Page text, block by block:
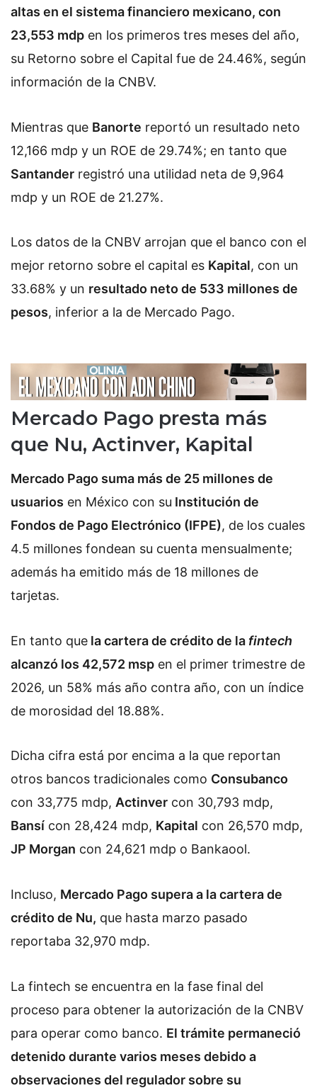
altas en el sistema financiero mexicano, con
23,553 mdp en los primeros tres meses del año,
su Retorno sobre el Capital fue de 24.46%, según
información de la CNBV.
Mientras que Banorte reportó un resultado neto
12,166 mdp y un ROE de 29.74%; en tanto que
Santander registró una utilidad neta de 9,964
mdp y un ROE de 21.27%.
Los datos de la CNBV arrojan que el banco con el
mejor retorno sobre el capital es Kapital, con un
33.68% y un resultado neto de 533 millones de
pesos, inferior a la de Mercado Pago.
Mercado Pago presta más
que Nu, Actinver, Kapital
Mercado Pago suma más de 25 millones de
usuarios en México con su Institución de
Fondos de Pago Electrónico (IFPE), de los cuales
4.5 millones fondean su cuenta mensualmente;
además ha emitido más de 18 millones de
tarjetas.
En tanto que la cartera de crédito de la fintech
alcanzó los 42,572 msp en el primer trimestre de
2026, un 58% más año contra año, con un índice
de morosidad del 18.88%.
Dicha cifra está por encima a la que reportan
otros bancos tradicionales como Consubanco
con 33,775 mdp, Actinver con 30,793 mdp,
Bansí con 28,424 mdp, Kapital con 26,570 mdp,
JP Morgan con 24,621 mdp o Bankaool.
Incluso, Mercado Pago supera a la cartera de
crédito de Nu, que hasta marzo pasado
reportaba 32,970 mdp.
La fintech se encuentra en la fase final del
proceso para obtener la autorización de la CNBV
para operar como banco. El trámite permaneció
detenido durante varios meses debido a
observaciones del regulador sobre su